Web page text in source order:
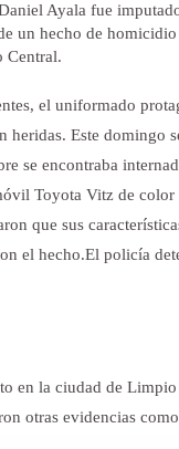
Ayala fue
un hecho de
Central.
el uniformado
heridas. Este domingo
se encontraba
Toyota Vitz de
que sus
el hecho.El policía
en la ciudad de
otras evidencias